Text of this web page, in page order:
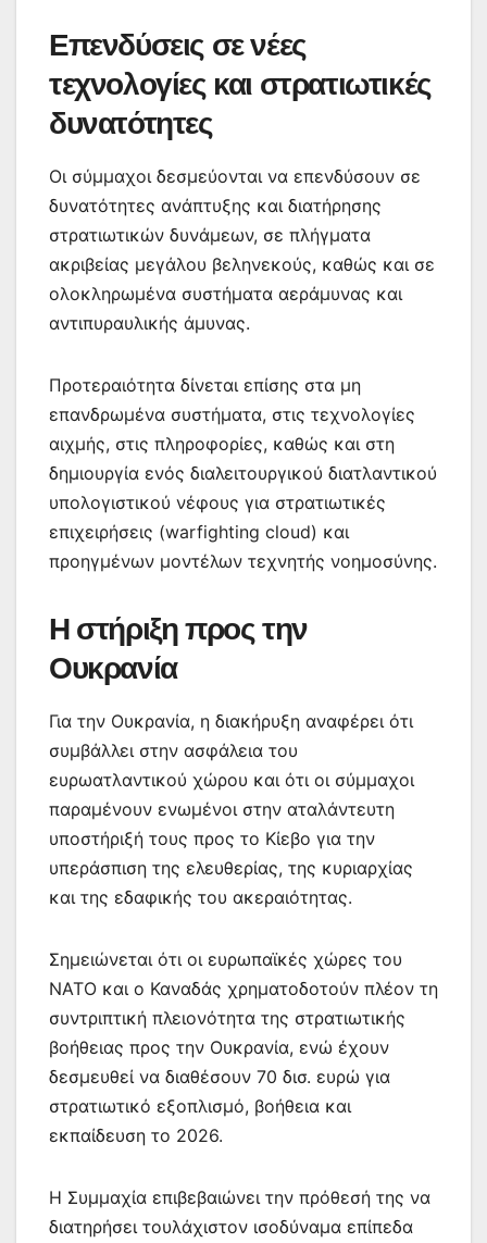
Επενδύσεις σε νέες
τεχνολογίες και στρατιωτικές
δυνατότητες
Οι σύμμαχοι δεσμεύονται να επενδύσουν σε
δυνατότητες ανάπτυξης και διατήρησης
στρατιωτικών δυνάμεων, σε πλήγματα
ακριβείας μεγάλου βεληνεκούς, καθώς και σε
ολοκληρωμένα συστήματα αεράμυνας και
αντιπυραυλικής άμυνας.
Προτεραιότητα δίνεται επίσης στα μη
επανδρωμένα συστήματα, στις τεχνολογίες
αιχμής, στις πληροφορίες, καθώς και στη
δημιουργία ενός διαλειτουργικού διατλαντικού
υπολογιστικού νέφους για στρατιωτικές
επιχειρήσεις (warfighting cloud) και
προηγμένων μοντέλων τεχνητής νοημοσύνης.
Η στήριξη προς την
Ουκρανία
Για την Ουκρανία, η διακήρυξη αναφέρει ότι
συμβάλλει στην ασφάλεια του
ευρωατλαντικού χώρου και ότι οι σύμμαχοι
παραμένουν ενωμένοι στην αταλάντευτη
υποστήριξή τους προς το Κίεβο για την
υπεράσπιση της ελευθερίας, της κυριαρχίας
και της εδαφικής του ακεραιότητας.
Σημειώνεται ότι οι ευρωπαϊκές χώρες του
ΝΑΤΟ και ο Καναδάς χρηματοδοτούν πλέον τη
συντριπτική πλειονότητα της στρατιωτικής
βοήθειας προς την Ουκρανία, ενώ έχουν
δεσμευθεί να διαθέσουν 70 δισ. ευρώ για
στρατιωτικό εξοπλισμό, βοήθεια και
εκπαίδευση το 2026.
Η Συμμαχία επιβεβαιώνει την πρόθεσή της να
διατηρήσει τουλάχιστον ισοδύναμα επίπεδα